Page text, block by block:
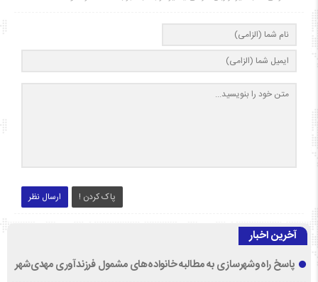
ارسال نظر پاک کردن !
آخرین اخبار
پاسخ راه‌وشهرسازی به مطالبه خانواده‌های مشمول فرزندآوری مهدی‌شهر